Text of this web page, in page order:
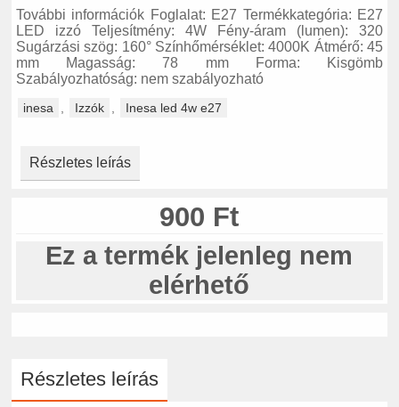
További információk Foglalat: E27 Termékkategória: E27
LED izzó Teljesítmény: 4W Fény-áram (lumen): 320
Sugárzási szög: 160° Színhőmérséklet: 4000K Átmérő: 45
mm Magasság: 78 mm Forma: Kisgömb
Szabályozhatóság: nem szabályozható
inesa Izzók Inesa led 4w e27
Részletes leírás
900 Ft
Ez a termék jelenleg nem
elérhető
Részletes leírás